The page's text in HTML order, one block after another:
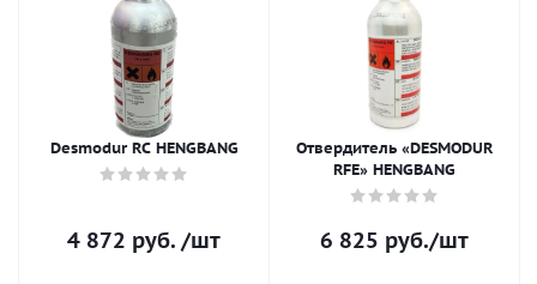
Desmodur RC HENGBANG
4 872 руб. /шт
Отвердитель «DESMODUR
RFE» HENGBANG
6 825 руб./шт